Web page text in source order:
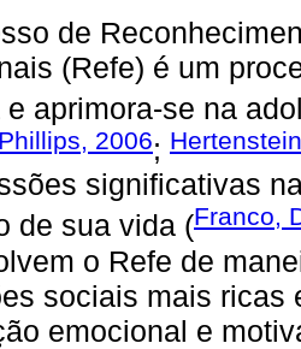
de
(Refe) é um
e aprimora-se na
2006;
significativas
de sua vida (Franco,
o Refe de
sociais mais ricas
emocional e